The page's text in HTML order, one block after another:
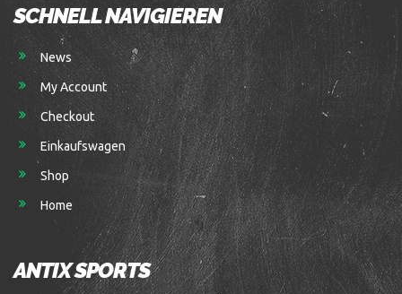
SCHNELL NAVIGIEREN
News
My Account
Checkout
Einkaufswagen
Shop
Home
ANTIX SPORTS